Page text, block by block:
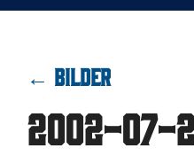
← BILDER
2002-07-